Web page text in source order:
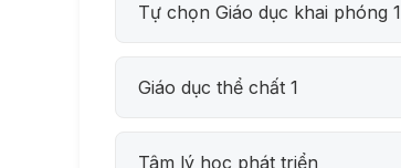
Tự chọn Giáo dục khai phóng 1
Giáo dục thể chất 1
Tâm lý học phát triển